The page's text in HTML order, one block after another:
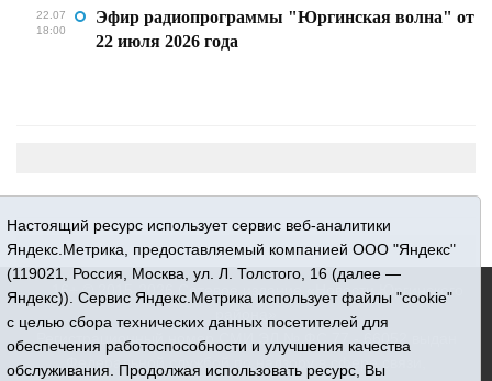
22.07
18:00
Эфир радиопрограммы "Юргинская волна" от
22 июля 2026 года
16+ © 2015-2026 Сетевое издание «Новости Юргинского
Регистрационный номер СМИ ЭЛ № ФС 77 - 66052 выдан
Федеральной службой по надзору в сфере связи,
Настоящий ресурс использует сервис веб-аналитики
Яндекс.Метрика, предоставляемый компанией ООО "Яндекс"
(119021, Россия, Москва, ул. Л. Толстого, 16 (далее —
Яндекс)). Сервис Яндекс.Метрика использует файлы "cookie"
с целью сбора технических данных посетителей для
обеспечения работоспособности и улучшения качества
обслуживания. Продолжая использовать ресурс, Вы